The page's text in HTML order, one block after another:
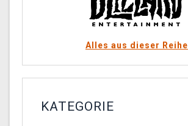
Alles aus dieser Reihe
KATEGORIE